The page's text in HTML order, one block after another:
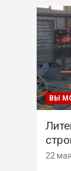
ВЫ
22